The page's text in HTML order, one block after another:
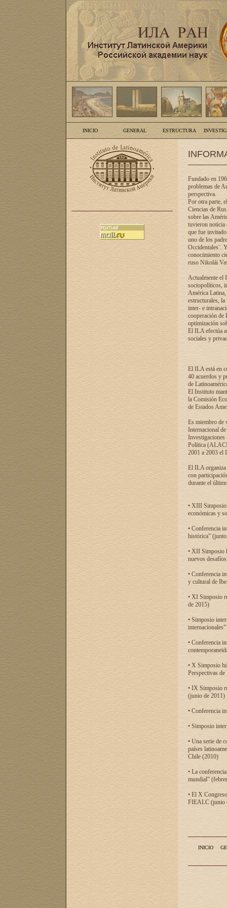
INICIO GENERAL ESTRUCTURA
Fundado en
problemas de
perspectiva.
Por otra parte,
Ciencias de
sobre las
tuvieron noticia
que fue
uno de los
Occidentales¨.
conocimiento
ruso Nikolái
Actualmente el
sociopolíticos,
América Latina,
estructurales,
inter- e
cooperación de
optimización
El ILA efectúa
sociales y
El ILA está en
40 acuerdos y
de
El Instituto
la Comisión
de Estados
Es miembro de
Internacional
Investigaciones
Política
2001 a 2003 el
El ILA organiza
con
durante el
• XIII Simposio
económicas y
• Conferencia
histórica”
• XII Simposio
nuevos
• Conferencia
y cultural de
• XI Simposio
de 2015)
• Simposio
• Conferencia
• X Simposio
Perspectivas
• IX Simposio
(junio de 2011)
• Conferencia
• Simposio
• Una serie de
países
Chile (2010)
• La
mundial”
• El X
FIEALC (junio
INICIO